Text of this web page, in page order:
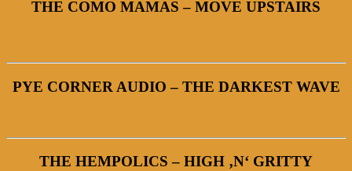
THE COMO MAMAS – MOVE UPSTAIRS
PYE CORNER AUDIO – THE DARKEST WAVE
THE HEMPOLICS – HIGH ‚N‘ GRITTY